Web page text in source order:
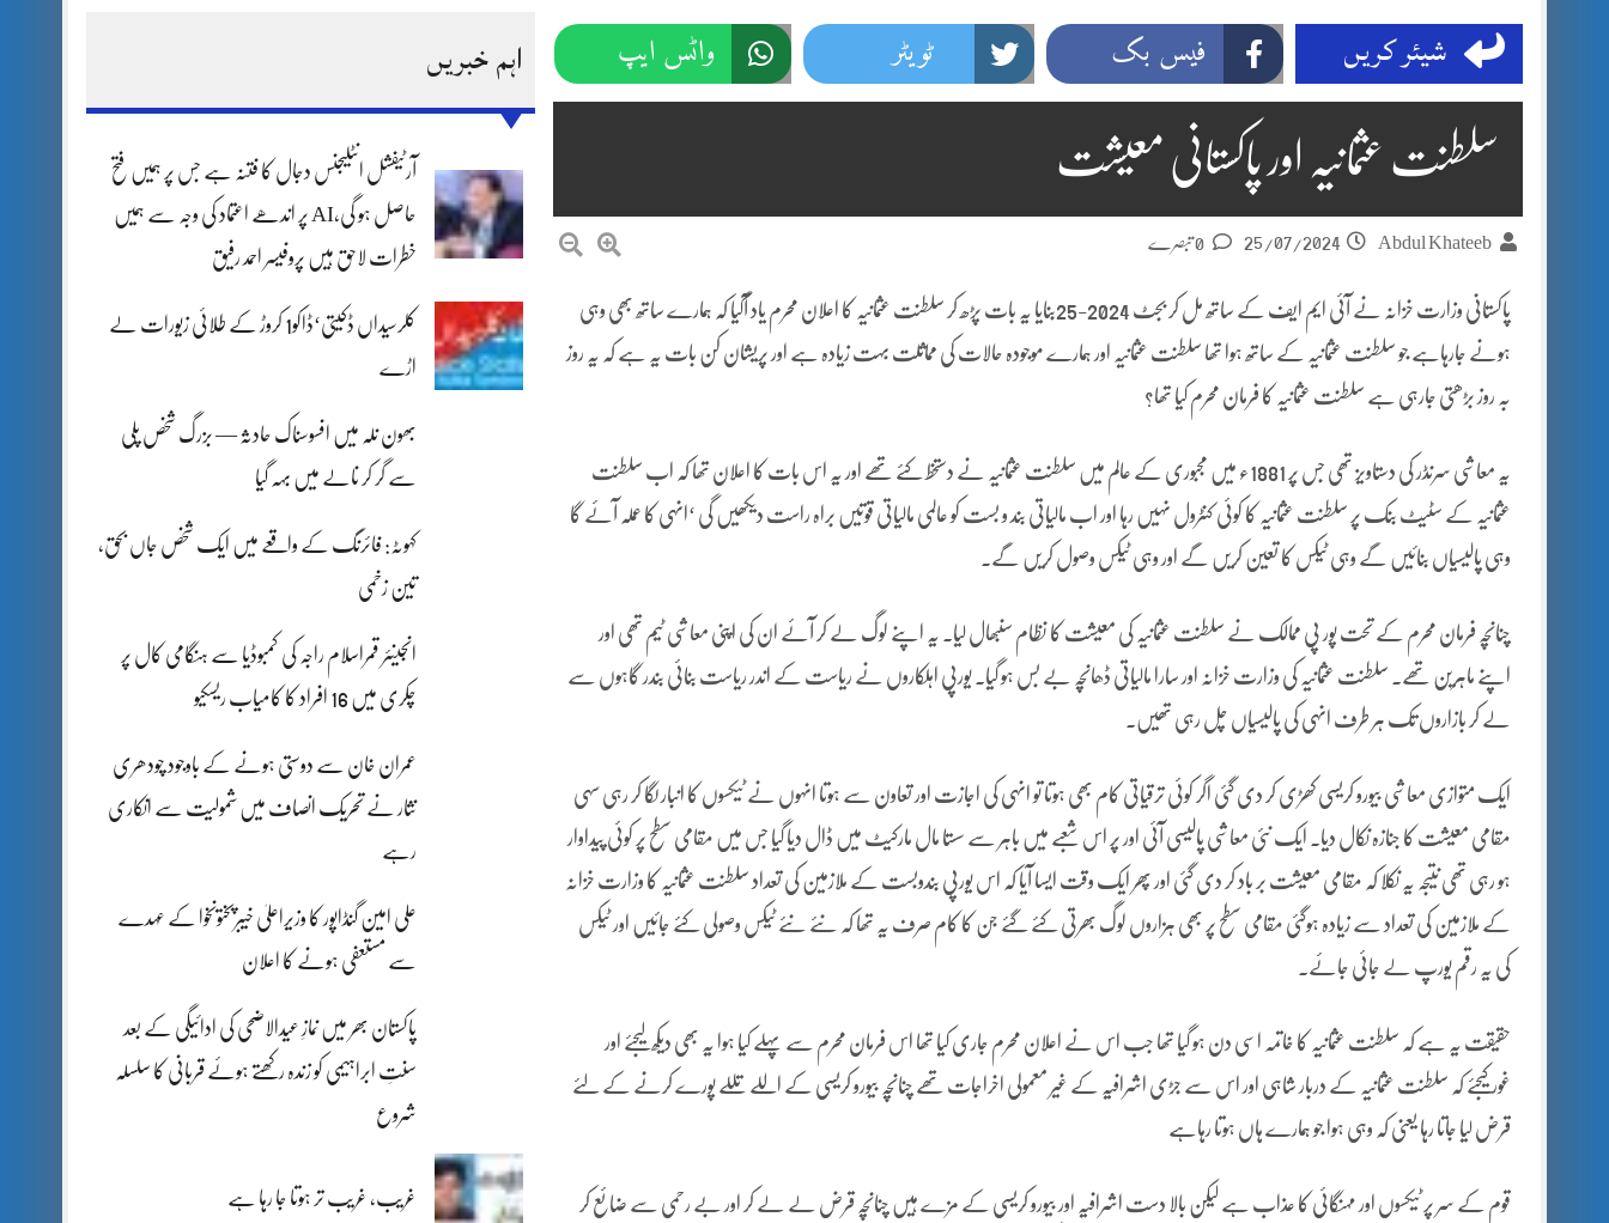
اہم خبریں
آرٹیفشل انٹلیجنس دجال کا فتنہ ہے جس پر ہمیں فتح
حاصل ہو گی،AI پر اندھے اعتماد کی وجہ سے ہمیں
خطرات لاحق ہیں پروفیسر احمد رفیق
کلرسیداں ڈکیتی‘ڈاکو1 کروڑ کے طلائی زیورات لے
اڑے
بھون نلہ میں افسوسناک حادثہ — بزرگ شخص پلی
سے گر کر نالے میں بہہ گیا
کہوٹہ: فائرنگ کے واقعے میں ایک شخص جاں بحق،
تین زخمی
انجینئر قمراسلام راجہ کی کمبوڈیا سے ہنگامی کال پر
چکری میں 16 افراد کا کامیاب ریسکیو
عمران خان سے دوستی ہونے کے باوجود چودھری
نثار نے تحریک انصاف میں شمولیت سے انکاری
رہے
علی امین گنڈاپور کا وزیراعلیٰ خیبرپختونخوا کے عہدے
سے مستعفی ہونے کا اعلان
پاکستان بھر میں نمازِ عیدالاضحی کی ادائیگی کے بعد
سنتِ ابراہیمی کو زندہ رکھتے ہوئے قربانی کا سلسلہ
شروع
غریب، غریب تر ہوتا جا رہا ہے
شیئر کریں فیس بک ٹویٹر واٹس ایپ
سلطنت عثمانیہ اور پاکستانی معیشت
Abdul Khateeb
25/07/2024
پاکستانی وزارت خزانہ نے آئی ایم ایف کے ساتھ مل کر بجٹ 2024-25بنایا یہ بات پڑھ کر سلطنت عثمانیہ کا اعلان محرم یاد آگیا کہ ہمارے ساتھ بھی وہی
ہونے جارہاہے جو سلطنت عثمانیہ کے ساتھ ہوا تھا سلطنت عثمانیہ اور ہمارے موجودہ حالات کی مماثلت بہت زیادہ ہے اور پریشان کن بات یہ ہے کہ یہ روز
بہ روز بڑھتی جارہی ہے سلطنت عثمانیہ کا فرمان محرم کیا تھا؟
یہ معاشی سرنڈر کی دستاویز تھی جس پر 1881ء میں مجبوری کے عالم میں سلطنت عثمانیہ نے دستخط کئے تھے اور یہ اس بات کا اعلان تھا کہ اب سلطنت
عثمانیہ کے سٹیٹ بنک پر سلطنت عثمانیہ کا کوئی کنٹرول نہیں رہا اور اب مالیاتی بند و بست کو عالمی مالیاتی قوتیں براہ راست دیکھیں گی ‘انہی کا عملہ آئے گا
وہی پالیسیاں بنائیں گے وہی ٹیکس کا تعین کریں گے اور وہی ٹیکس وصول کریں گے۔
چنانچہ فرمان محرم کے تحت پور پی ممالک نے سلطنت عثمانیہ کی معیشت کا نظام سنبھال لیا۔ یہ اپنے لوگ لے کر آئے ان کی اپنی معاشی ٹیم تھی اور
اپنے ماہرین تھے۔ سلطنت عثمانیہ کی وزارت خزانہ اور سارا مالیاتی ڈھانچہ بے بس ہو گیا۔ یورپی اہلکاروں نے ریاست کے اندر ریاست بنائی بندر گاہوں سے
لے کر بازاروں تک ہر طرف انہی کی پالیسیاں چل رہی تھیں۔
ایک متوازی معاشی بیورو کریسی کھڑی کر دی گئی اگر کوئی ترقیاتی کام بھی ہوتا تو انہی کی اجازت اور تعاون سے ہوتا انہوں نے ٹیکسوں کا انبار لگا کر رہی سہی
مقامی معیشت کا جنازہ نکال دیا۔ ایک نئی معاشی پالیسی آئی اور پر اس شعبے میں باہر سے سستا مال مارکیٹ میں ڈال دیا گیا جس میں مقامی سطح پر کوئی پیداوار
ہو رہی تھی نتیجہ یہ نکلا کہ مقامی معیشت بر باد کر دی گئی اور پھر ایک وقت ایسا آیا کہ اس یورپی بندوبست کے ملازمین کی تعداد سلطنت عثمانیہ کا وزارت خزانہ
کے ملازمین کی تعداد سے زیادہ ہوگئی مقامی سطح پر بھی ہزاروں لوگ بھرتی کئے گئے جن کا کام صرف یہ تھا کہ نئے نئے ٹیکس وصولی کئے جائیں اور ٹیکس
کی یہ رقم یورپ لے جائی جائے۔
حقیقت یہ ہے کہ سلطنت عثمانیہ کا خاتمہ اسی دن ہو گیا تھا جب اس نے اعلان محرم جاری کیا تھا اس فرمان محرم سے پہلے کیا ہوا یہ بھی دیکھ لیجئے اور
غورکیجئے کہ سلطنت عثمانیہ کے دربار شاہی اور اس سے جڑی اشرافیہ کے غیر معمولی اخراجات تھے چنانچہ بیورو کریسی کے اللے تللے پورے کرنے کے لئے
قرض لیا جاتا رہا یعنی کہ وہی ہوا جو ہمارے ہاں ہوتا رہاہے
قوم کے سر پر ٹیکسوں اور مہنگائی کا عذاب ہے لیکن بالا دست اشرافیہ اور بیورو کریسی کے مزے ہیں چنانچہ قرض لے لے کر اور بے رحمی سے ضائع کر